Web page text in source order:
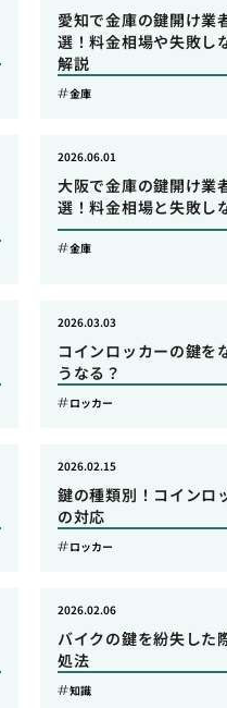
愛知で金庫の鍵開け業
選！料金相場や失敗し
解説
金庫
大阪で金庫の鍵開け業
選！料金相場と失敗し
2026.06.01
金庫
コインロッカーの鍵を
うなる？
2026.03.03
ロッカー
鍵の種類別！コインロ
の対応
2026.02.15
ロッカー
バイクの鍵を紛失した
処法
2026.02.06
知識